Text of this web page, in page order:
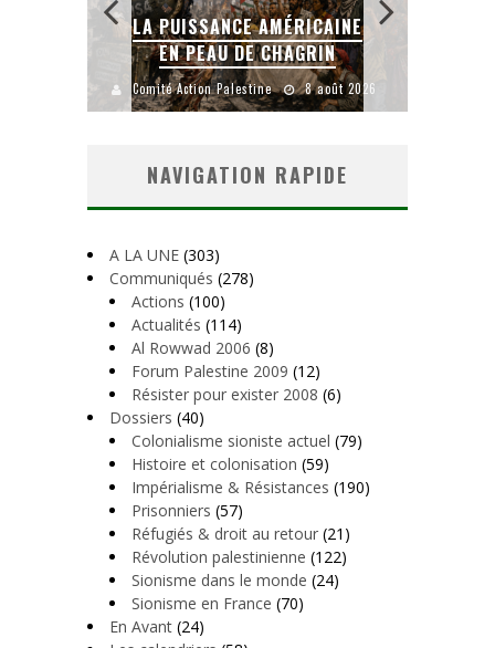
8 août 2026
LA BANALITÉ DU MAL
COLONIAL
Comité Action Palestine 1 août 2026
NAVIGATION RAPIDE
A LA UNE (303)
Communiqués (278)
Actions (100)
Actualités (114)
Al Rowwad 2006 (8)
Forum Palestine 2009 (12)
Résister pour exister 2008 (6)
Dossiers (40)
Colonialisme sioniste actuel (79)
Histoire et colonisation (59)
Impérialisme & Résistances (190)
Prisonniers (57)
Réfugiés & droit au retour (21)
Révolution palestinienne (122)
Sionisme dans le monde (24)
Sionisme en France (70)
En Avant (24)